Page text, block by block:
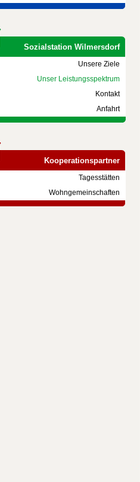
Sozialstation Wilmersdorf
Unsere Ziele
Unser Leistungsspektrum
Kontakt
Anfahrt
Kooperationspartner
Tagesstätten
Wohngemeinschaften